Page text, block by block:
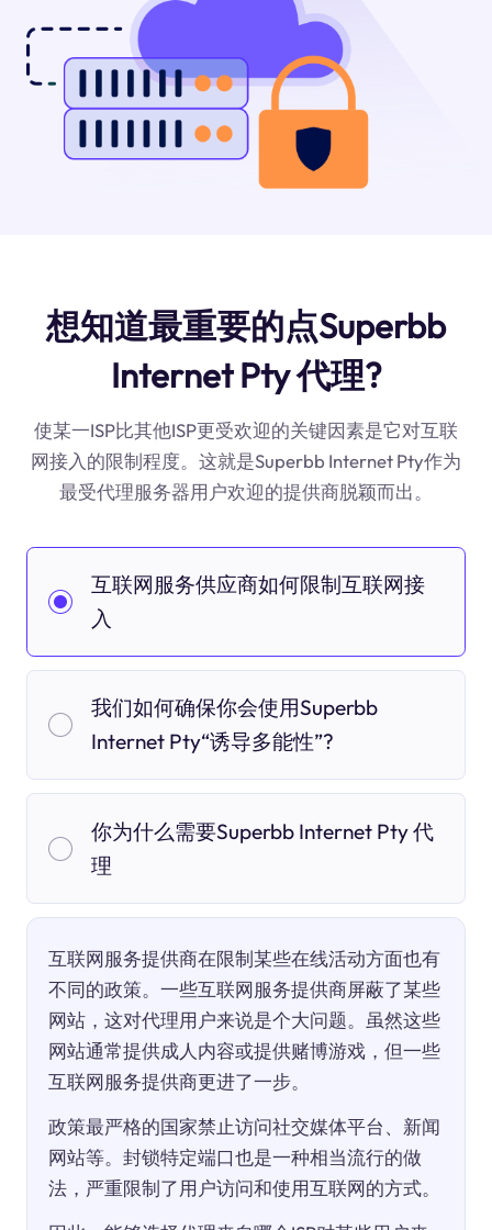
想知道最重要的点Superbb
Internet Pty 代理?
使某一ISP比其他ISP更受欢迎的关键因素是它对互联
网接入的限制程度。这就是Superbb Internet Pty作为
最受代理服务器用户欢迎的提供商脱颖而出。
互联网服务供应商如何限制互联网接
入
我们如何确保你会使用Superbb
Internet Pty“诱导多能性”?
你为什么需要Superbb Internet Pty 代
理
互联网服务提供商在限制某些在线活动方面也有
不同的政策。一些互联网服务提供商屏蔽了某些
网站，这对代理用户来说是个大问题。虽然这些
网站通常提供成人内容或提供赌博游戏，但一些
互联网服务提供商更进了一步。
政策最严格的国家禁止访问社交媒体平台、新闻
网站等。封锁特定端口也是一种相当流行的做
法，严重限制了用户访问和使用互联网的方式。